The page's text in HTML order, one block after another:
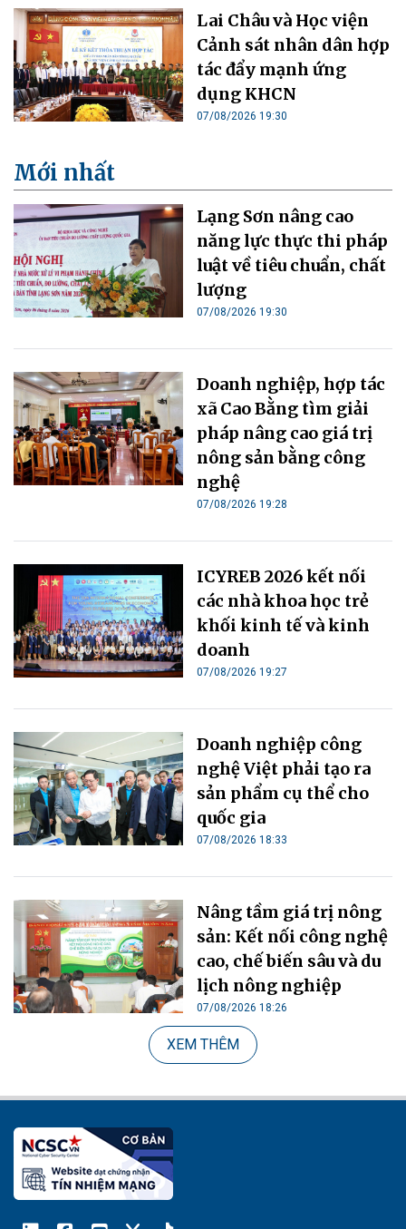
Lai Châu và Học viện
Cảnh sát nhân dân hợp
tác đẩy mạnh ứng
dụng KHCN
07/08/2026 19:30
Mới nhất
Lạng Sơn nâng cao
năng lực thực thi pháp
luật về tiêu chuẩn, chất
lượng
07/08/2026 19:30
Doanh nghiệp, hợp tác
xã Cao Bằng tìm giải
pháp nâng cao giá trị
nông sản bằng công
nghệ
07/08/2026 19:28
ICYREB 2026 kết nối
các nhà khoa học trẻ
khối kinh tế và kinh
doanh
07/08/2026 19:27
Doanh nghiệp công
nghệ Việt phải tạo ra
sản phẩm cụ thể cho
quốc gia
07/08/2026 18:33
Nâng tầm giá trị nông
sản: Kết nối công nghệ
cao, chế biến sâu và du
lịch nông nghiệp
07/08/2026 18:26
XEM THÊM